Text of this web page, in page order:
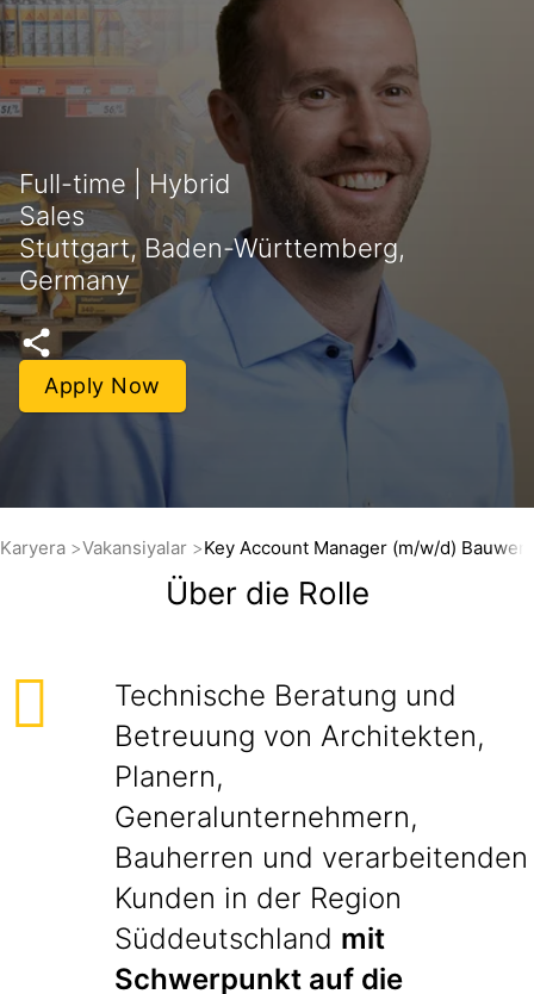
Full-time | Hybrid
Sales
Stuttgart, Baden-Württemberg,
Germany
Apply Now
Karyera Vakansiyalar Key Account Manager (m/w/d)
Über die Rolle
Technische Beratung und
Betreuung von Architekten,
Planern,
Generalunternehmern,
Bauherren und verarbeitenden
Kunden in der Region
Süddeutschland mit
Schwerpunkt auf die